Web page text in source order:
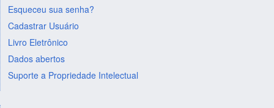
Esqueceu sua senha?
Cadastrar Usuário
Livro Eletrônico
Dados abertos
Suporte a Propriedade Intelectual